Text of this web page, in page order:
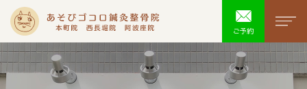
ご予約
あそびゴコ